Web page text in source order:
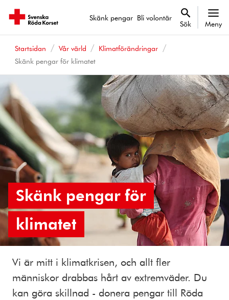
Skänk pengar Bli volontär
Sök Meny
Startsidan Vår värld
Klimatförändringar
Skänk pengar för klimatet
Skänk pengar för
klimatet
Vi är mitt i klimatkrisen, och allt fler
människor drabbas hårt av extremväder. Du
kan göra skillnad - donera pengar till Röda